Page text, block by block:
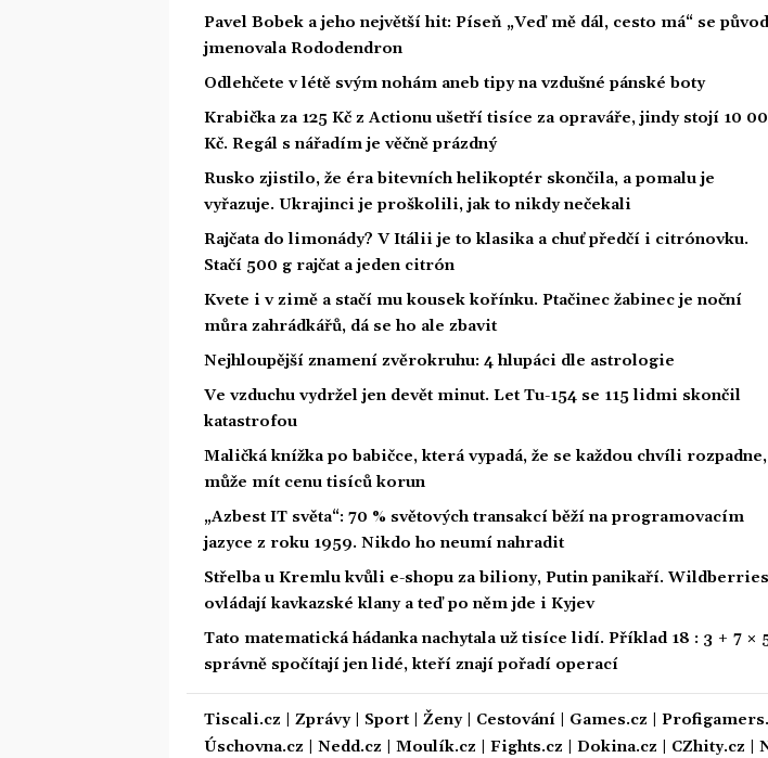
Pavel Bobek a jeho největší hit: Píseň „Veď mě dál, cesto má“ se
jmenovala Rododendron
Odlehčete v létě svým nohám aneb tipy na vzdušné pánské boty
Krabička za 125 Kč z Actionu ušetří tisíce za opraváře, jindy stojí 10
Kč. Regál s nářadím je věčně prázdný
Rusko zjistilo, že éra bitevních helikoptér skončila, a pomalu je
vyřazuje. Ukrajinci je proškolili, jak to nikdy nečekali
Rajčata do limonády? V Itálii je to klasika a chuť předčí i citrónovku.
Stačí 500 g rajčat a jeden citrón
Kvete i v zimě a stačí mu kousek kořínku. Ptačinec žabinec je noční
můra zahrádkářů, dá se ho ale zbavit
Nejhloupější znamení zvěrokruhu: 4 hlupáci dle astrologie
Ve vzduchu vydržel jen devět minut. Let Tu-154 se 115 lidmi skončil
katastrofou
Maličká knížka po babičce, která vypadá, že se každou chvíli rozpadne,
může mít cenu tisíců korun
„Azbest IT světa“: 70 % světových transakcí běží na programovacím
jazyce z roku 1959. Nikdo ho neumí nahradit
Střelba u Kremlu kvůli e-shopu za biliony, Putin panikaří. Wildberries
ovládají kavkazské klany a teď po něm jde i Kyjev
Tato matematická hádanka nachytala už tisíce lidí. Příklad 18 : 3 + 7 ×
správně spočítají jen lidé, kteří znají pořadí operací
Tiscali.cz Zprávy| Sport| Ženy| Cestování Games.cz
Úschovna.cz
Nedd.cz Moulík.cz Fights.cz Dokina.cz CZhity.cz